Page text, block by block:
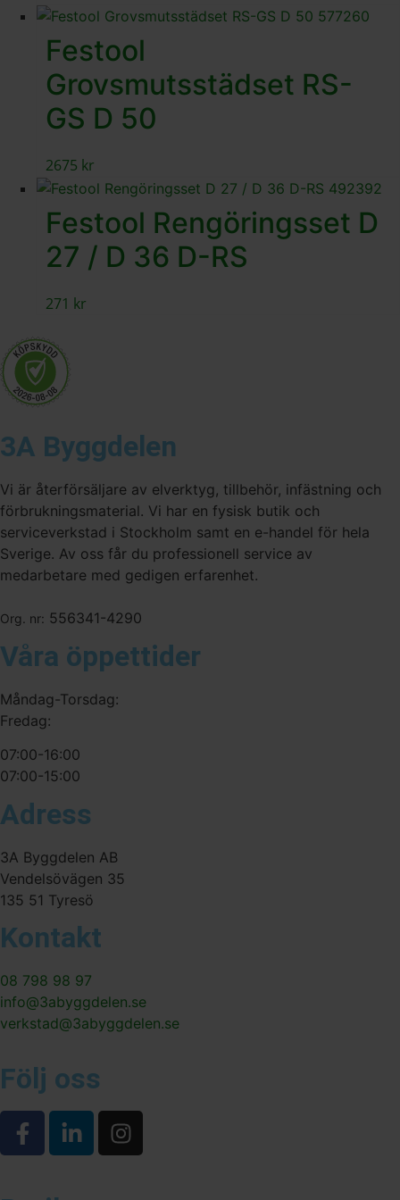
Festool
Grovsmutsstädset RS-
GS D 50
2675 kr
Festool Rengöringsset D
27 / D 36 D-RS
271 kr
3A Byggdelen
Vi är återförsäljare av elverktyg, tillbehör, infästning och
förbrukningsmaterial. Vi har en fysisk butik och
serviceverkstad i Stockholm samt en e-handel för hela
Sverige. Av oss får du professionell service av
medarbetare med gedigen erfarenhet.
Org. nr: 556341-4290
Våra öppettider
Måndag-Torsdag:
Fredag:
07:00-16:00
07:00-15:00
Adress
3A Byggdelen AB
Vendelsövägen 35
135 51 Tyresö
Kontakt
08 798 98 97
info@3abyggdelen.se
verkstad@3abyggdelen.se
Följ oss